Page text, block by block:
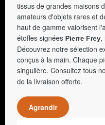
tissus de grandes maisons
amateurs d'objets rares et
haut de gamme valorisent
étoffes signées Pierre Frey,
Découvrez notre sélection
conçus à la main. Chaque
singulière. Consultez tous
de la livraison offerte.
Agrandir